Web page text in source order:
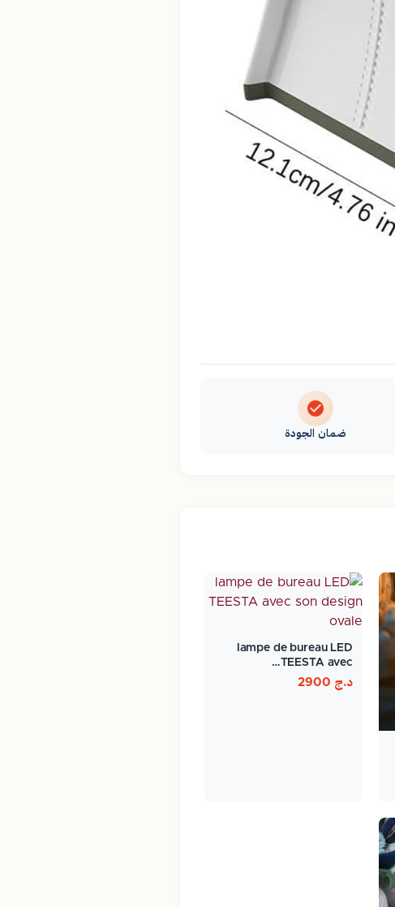
ضمان الجودة
lampe de bureau LED
TEESTA avec…
د.ج